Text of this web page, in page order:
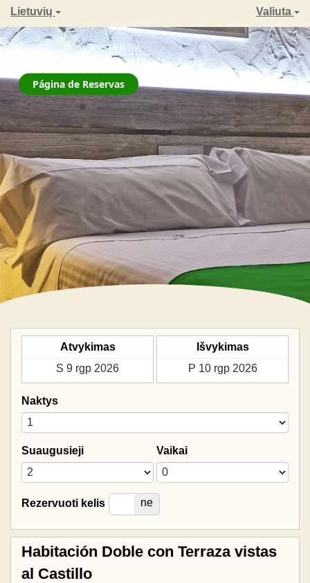
Lietuvių Valiuta
ZAHARA DE LA SIERRA
La Jarana
Página de Reservas
Atvykimas Išvykimas
Naktys
Suaugusieji Vaikai
Rezervuoti kelis
taip ne
Habitación Doble con Terraza vistas
al Castillo